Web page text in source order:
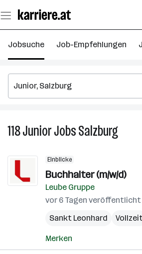
Seiteninhalt
springen
Jobsuche Job-Empfehlungen
118JuniorJobsSalzburg118
Junior
Einblicke
Buchhalter (m/w/d)
Leube Gruppe
vor 6 Tagen veröffentlicht
Sankt Leonhard
Merken